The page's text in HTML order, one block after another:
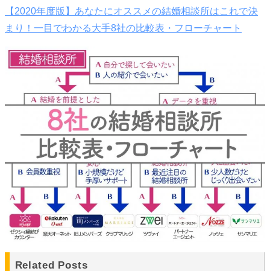
【2020年度版】あなたにオススメの結婚相談所はこれで決
まり！一目でわかる大手8社の比較表・フローチャート
Related Posts